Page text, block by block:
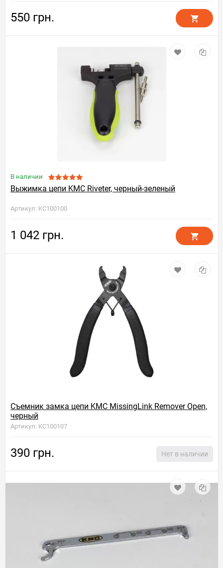
550 грн.
В наличии
Выжимка цепи KMC Riveter, черный-зеленый
Артикул: KC100100
1 042 грн.
Съемник замка цепи KMC MissingLink Remover Open,
черный
Артикул: KC100107
390 грн. Нет в наличии